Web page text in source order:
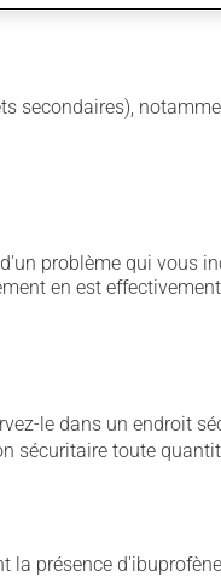
secondaires),
problème qui vous
en est
le dans un endroit
sécuritaire toute
présence